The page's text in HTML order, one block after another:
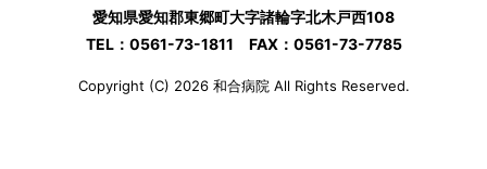
愛知県愛知郡東郷町大字諸輪字北木戸西108
TEL：0561-73-1811 FAX：0561-73-7785
Copyright (C) 2026 和合病院 All Rights Reserved.